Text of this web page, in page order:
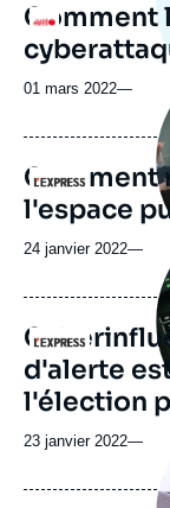
Logo
Comment
01 mars 2022—
Logo
Comment
l'espace
24 janvier 2022—
Logo
d'alerte
l'élection
23 janvier 2022—